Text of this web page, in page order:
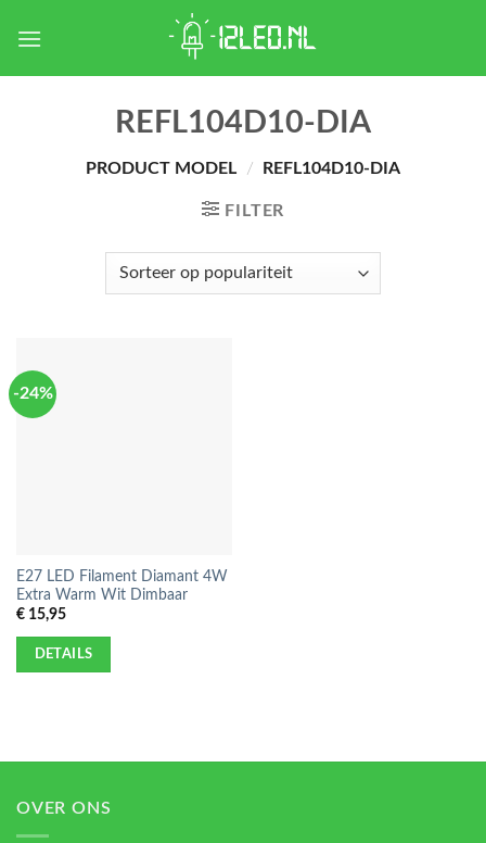
REFL104D10-DIA
PRODUCT MODEL / REFL104D10-DIA
FILTER
-24%
E27 LED Filament Diamant 4W
Extra Warm Wit Dimbaar
€15,95
DETAILS
OVER ONS